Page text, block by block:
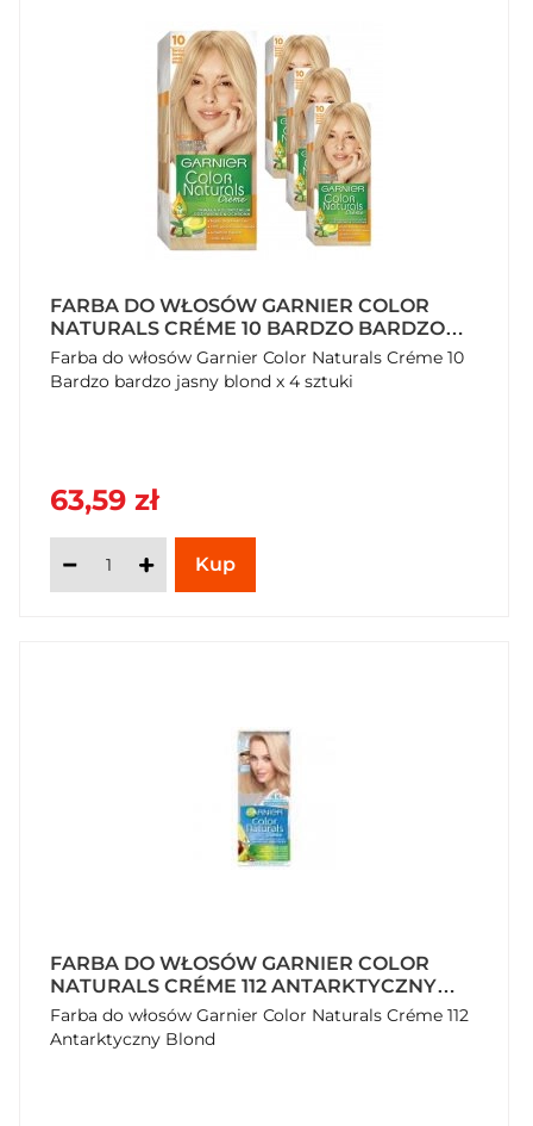
FARBA DO WŁOSÓW GARNIER COLOR
NATURALS CRÉME 10 BARDZO BARDZO
JASNY BLOND X 4 SZTUKI
Farba do włosów Garnier Color Naturals Créme 10
Bardzo bardzo jasny blond x 4 sztuki
63,59 zł
FARBA DO WŁOSÓW GARNIER COLOR
NATURALS CRÉME 112 ANTARKTYCZNY
BLOND
Farba do włosów Garnier Color Naturals Créme 112
Antarktyczny Blond